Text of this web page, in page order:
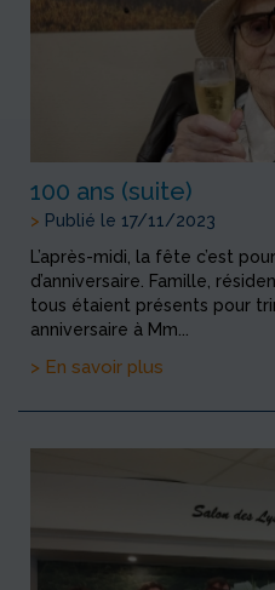
100 ans (suite)
> Publié le 17/11/2023
L’après-midi, la fête c’est
d’anniversaire. Famille,
tous étaient présents pour
anniversaire à Mm...
> En savoir plus